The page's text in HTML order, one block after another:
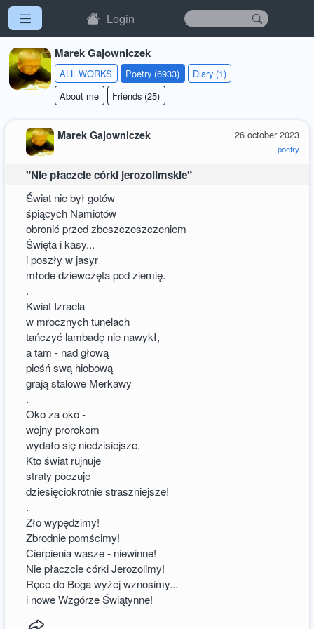
Login
Marek Gajowniczek
ALL WORKS Poetry (6933)
Diary (1)
About me
Friends (25)
26 october 2023
poetry
Marek Gajowniczek
"Nie płaczcie córki jerozolimskie"
Świat nie był gotów
śpiących Namiotów
obronić przed zbeszczeszczeniem
Święta i kasy...
i poszły w jasyr
młode dziewczęta pod ziemię.
.
Kwiat Izraela
w mrocznych tunelach
tańczyć lambadę nie nawykł,
a tam - nad głową
pieśń swą hiobową
grają stalowe Merkawy
.
Oko za oko -
wojny prorokom
wydało się niedzisiejsze.
Kto świat rujnuje
straty poczuje
dziesięciokrotnie straszniejsze!
.
Zło wypędzimy!
Zbrodnie pomścimy!
Cierpienia wasze - niewinne!
Nie płaczcie córki Jerozolimy!
Ręce do Boga wyżej wznosimy...
i nowe Wzgórze Świątynne!